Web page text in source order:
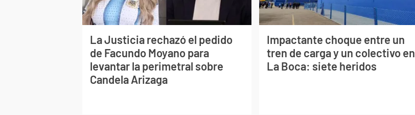
La Justicia rechazó el pedido
de Facundo Moyano para
levantar la perimetral sobre
Candela Arizaga
Impactante choque entre un
tren de carga y un colectivo en
La Boca: siete heridos